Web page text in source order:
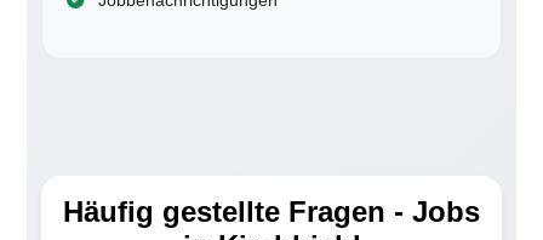
Häufig gestellte Fragen - Jobs